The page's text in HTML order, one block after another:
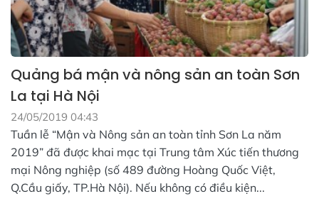
Quảng bá mận và nông sản an toàn Sơn
La tại Hà Nội
24/05/2019 04:43
Tuần lễ “Mận và Nông sản an toàn tỉnh Sơn La năm
2019” đã được khai mạc tại Trung tâm Xúc tiến thương
mại Nông nghiệp (số 489 đường Hoàng Quốc Việt,
Q.Cầu giấy, TP.Hà Nội). Nếu không có điều kiện...